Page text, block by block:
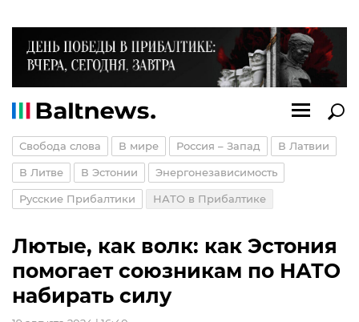
Свобода слова В мире Россия – Запад В Латвии
В Литве В Эстонии Энергонезависимость
Русские Прибалтики НАТО в Прибалтике
Лютые, как волк: как Эстония
помогает союзникам по НАТО
набирать силу